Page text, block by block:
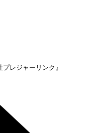
レジャーリンク』